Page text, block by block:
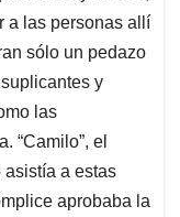
a las personas allí
sólo un pedazo
y
las
“Camilo”, el
asistía a estas
aprobaba la